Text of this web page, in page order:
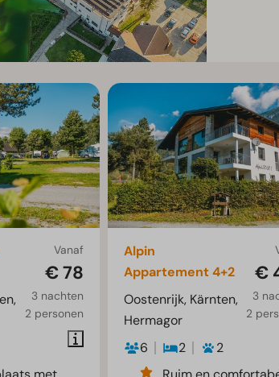
Vanaf
€ 78
3 nachten
2 personen
€
3
2
Alpin
Appartement 4+2
Oostenrijk, Kärnten,
Hermagor
6
2
2